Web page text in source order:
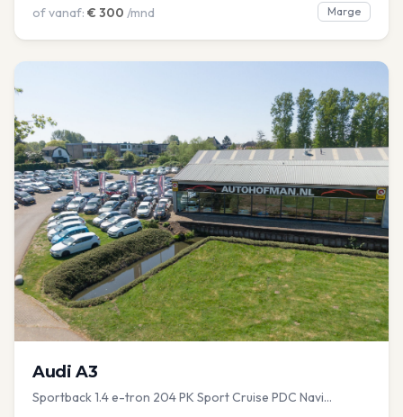
of vanaf: € 300 /mnd Marge
Audi A3
Sportback 1.4 e-tron 204 PK Sport Cruise PDC Navi